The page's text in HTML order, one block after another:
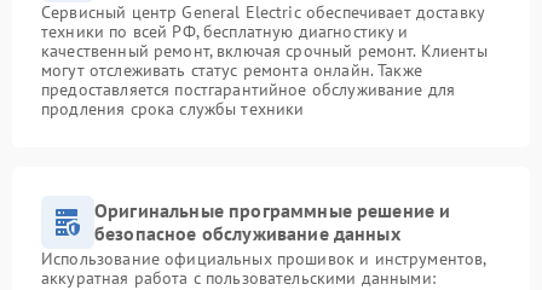
Сервисный центр General Electric обеспечивает доставку
техники по всей РФ, бесплатную диагностику и
качественный ремонт, включая срочный ремонт. Клиенты
могут отслеживать статус ремонта онлайн. Также
предоставляется постгарантийное обслуживание для
продления срока службы техники
Оригинальные программные решение и
безопасное обслуживание данных
Использование официальных прошивок и инструментов,
аккуратная работа с пользовательскими данными: